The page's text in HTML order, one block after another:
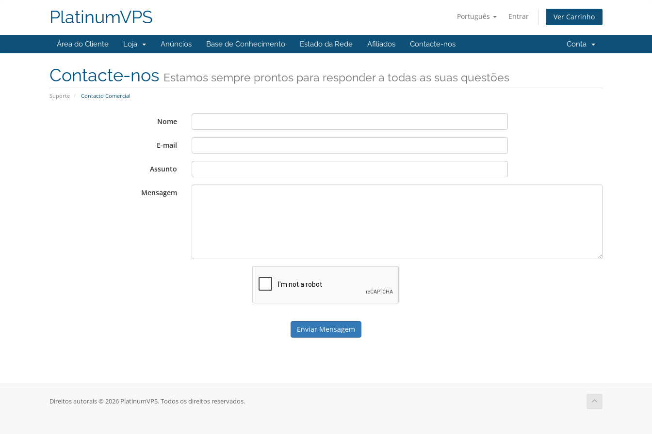
Português Entrar Ver Carrinho
PlatinumVPS
Área do Cliente Loja Anúncios Base de Conhecimento Estado da Rede Afiliados Contacte-nos Conta
Contacte-nos Estamos sempre prontos para responder a todas as suas questões
Suporte Contacto Comercial
Nome
E-mail
Assunto
Mensagem
Enviar Mensagem
Direitos autorais © 2026 PlatinumVPS. Todos os direitos reservados.